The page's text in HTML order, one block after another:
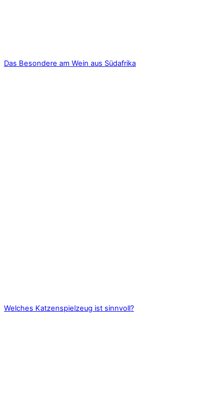
Das Besondere am Wein aus Südafrika
Welches Katzenspielzeug ist sinnvoll?